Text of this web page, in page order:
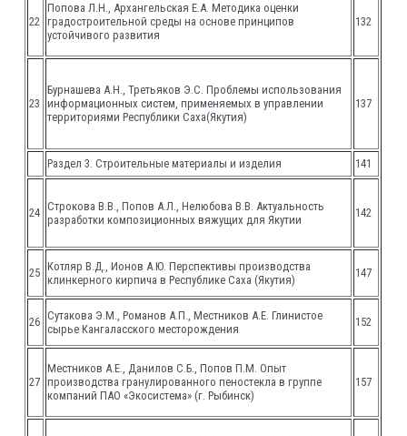
22
Попова Л.Н., Архангельская Е.А. Методика оценки
градостроительной среды на основе принципов
устойчивого развития
132
23
Бурнашева А.Н., Третьяков Э.С. Проблемы использования
информационных систем, применяемых в управлении
территориями Республики Саха(Якутия)
137
Раздел 3. Строительные материалы и изделия 141
24 Строкова В.В., Попов А.Л., Нелюбова В.В. Актуальность
разработки композиционных вяжущих для Якутии
142
25 Котляр В.Д., Ионов А.Ю. Перспективы производства
клинкерного кирпича в Республике Саха (Якутия)
147
26 Сутакова Э.М., Романов А.П., Местников А.Е. Глинистое
сырье Кангаласского месторождения
152
27
Местников А.Е., Данилов С.Б., Попов П.М. Опыт
производства гранулированного пеностекла в группе
компаний ПАО «Экосистема» (г. Рыбинск)
157